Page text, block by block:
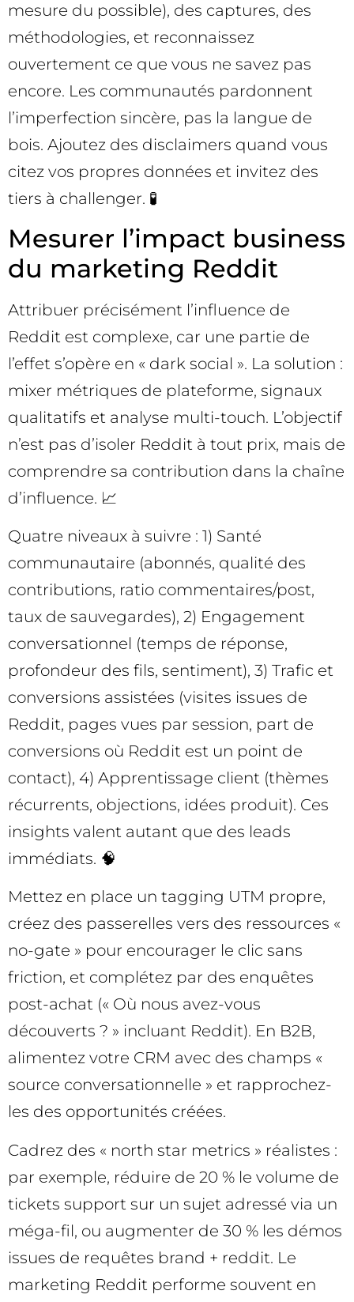
mesure du possible), des captures, des
méthodologies, et reconnaissez
ouvertement ce que vous ne savez pas
encore. Les communautés pardonnent
l’imperfection sincère, pas la langue de
bois. Ajoutez des disclaimers quand vous
citez vos propres données et invitez des
tiers à challenger. 🧪
Mesurer l’impact business
du marketing Reddit
Attribuer précisément l’influence de
Reddit est complexe, car une partie de
l’effet s’opère en « dark social ». La solution :
mixer métriques de plateforme, signaux
qualitatifs et analyse multi-touch. L’objectif
n’est pas d’isoler Reddit à tout prix, mais de
comprendre sa contribution dans la chaîne
d’influence. 📈
Quatre niveaux à suivre : 1) Santé
communautaire (abonnés, qualité des
contributions, ratio commentaires/post,
taux de sauvegardes), 2) Engagement
conversationnel (temps de réponse,
profondeur des fils, sentiment), 3) Trafic et
conversions assistées (visites issues de
Reddit, pages vues par session, part de
conversions où Reddit est un point de
contact), 4) Apprentissage client (thèmes
récurrents, objections, idées produit). Ces
insights valent autant que des leads
immédiats. 🧠
Mettez en place un tagging UTM propre,
créez des passerelles vers des ressources «
no-gate » pour encourager le clic sans
friction, et complétez par des enquêtes
post-achat (« Où nous avez-vous
découverts ? » incluant Reddit). En B2B,
alimentez votre CRM avec des champs «
source conversationnelle » et rapprochez-
les des opportunités créées.
Cadrez des « north star metrics » réalistes :
par exemple, réduire de 20 % le volume de
tickets support sur un sujet adressé via un
méga-fil, ou augmenter de 30 % les démos
issues de requêtes brand + reddit. Le
marketing Reddit performe souvent en